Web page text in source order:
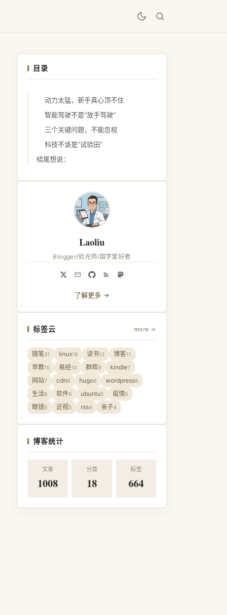
Laoliu
Blogger/验光师/国学爱好者
了解更多 →
标签云 more →
随笔31 linux16 读书12 博客11
早教10 易经10 群晖9 kindle7
网站7 cdn6 hugo6 wordpress6
生活6 软件6 ubuntu5 疫情5
眼镜5 近视5 rss4 亲子4
博客统计
文章
1008
分类
18
标签
664
目录
动力太猛，新手真心顶不住
智能驾驶不是“放手驾驶”
三个关键问题，不能忽视
科技不该是“试验田”
结尾想说：